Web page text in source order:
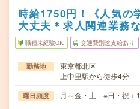
時給1750円！《人気の
大丈夫＊求人関連業務
職種未経験OK 交通費別途支給あり
勤務地
東京都北区
上中里駅から徒歩4分
曜日頻度 月～金・土 ※日・祝＋1